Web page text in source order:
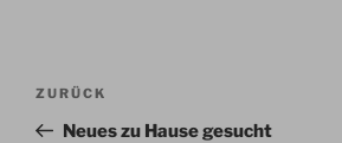
Beitragsnavigation
Vorheriger
Beitrag
ZURÜCK
Neues zu Hause gesucht